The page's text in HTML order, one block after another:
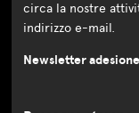
circa la nostre
indirizzo e-mail.
Newsletter adesione